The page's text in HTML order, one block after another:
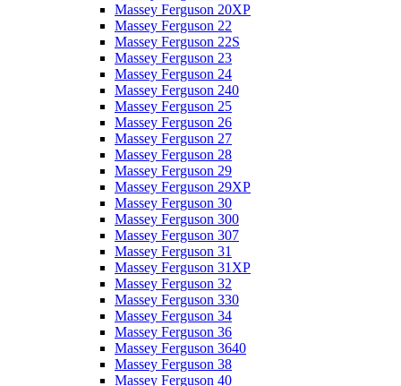
Massey Ferguson 20XP
Massey Ferguson 22
Massey Ferguson 22S
Massey Ferguson 23
Massey Ferguson 24
Massey Ferguson 240
Massey Ferguson 25
Massey Ferguson 26
Massey Ferguson 27
Massey Ferguson 28
Massey Ferguson 29
Massey Ferguson 29XP
Massey Ferguson 30
Massey Ferguson 300
Massey Ferguson 307
Massey Ferguson 31
Massey Ferguson 31XP
Massey Ferguson 32
Massey Ferguson 330
Massey Ferguson 34
Massey Ferguson 36
Massey Ferguson 3640
Massey Ferguson 38
Massey Ferguson 40